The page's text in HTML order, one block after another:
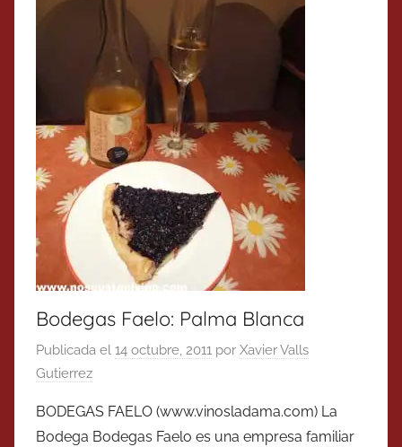
Bodegas Faelo: Palma Blanca
Publicada el 14 octubre, 2011 por Xavier Valls
Gutierrez
BODEGAS FAELO (www.vinosladama.com) La
Bodega Bodegas Faelo es una empresa familiar